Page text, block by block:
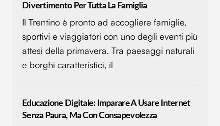
Divertimento Per Tutta La Famiglia
Il Trentino è pronto ad accogliere famiglie,
sportivi e viaggiatori con uno degli eventi più
attesi della primavera. Tra paesaggi naturali
e borghi caratteristici, il
Educazione Digitale: Imparare A Usare Internet
Senza Paura, Ma Con Consapevolezza